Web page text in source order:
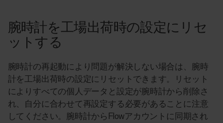
腕時計を工場出荷時の設定にリセ
ットする
腕時計の再起動により問題が解決しない場合は、腕時
計を工場出荷時の設定にリセットできます。リセット
によりすべての個人データと設定が腕時計から削除さ
れ、自分に合わせて再設定する必要があることに注意
してください。腕時計からFlowアカウントに同期され